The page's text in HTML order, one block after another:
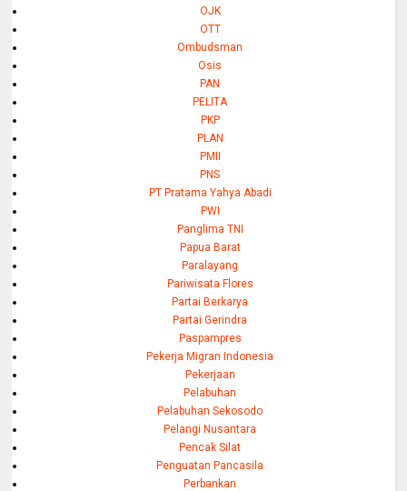
OJK
OTT
Ombudsman
Osis
PAN
PELITA
PKP
PLAN
PMII
PNS
PT Pratama Yahya Abadi
PWI
Panglima TNI
Papua Barat
Paralayang
Pariwisata Flores
Partai Berkarya
Partai Gerindra
Paspampres
Pekerja Migran Indonesia
Pekerjaan
Pelabuhan
Pelabuhan Sekosodo
Pelangi Nusantara
Pencak Silat
Penguatan Pancasila
Perbankan